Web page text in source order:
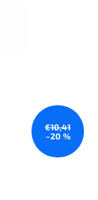
€10,41
–20 %